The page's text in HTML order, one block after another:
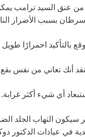
عنق السيد ترامب
بسبب الأضرار
بالتأكيد احمرارًا
أنك تعاني من نفس
أي شيء أكثر غرابة.
التهاب الجلد
في عيادات الدكتور